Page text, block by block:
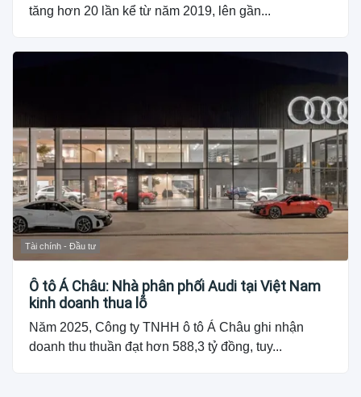
tăng hơn 20 lần kể từ năm 2019, lên gần...
Tài chính - Đầu tư
Ô tô Á Châu: Nhà phân phối Audi tại Việt Nam
kinh doanh thua lỗ
Năm 2025, Công ty TNHH ô tô Á Châu ghi nhận
doanh thu thuần đạt hơn 588,3 tỷ đồng, tuy...